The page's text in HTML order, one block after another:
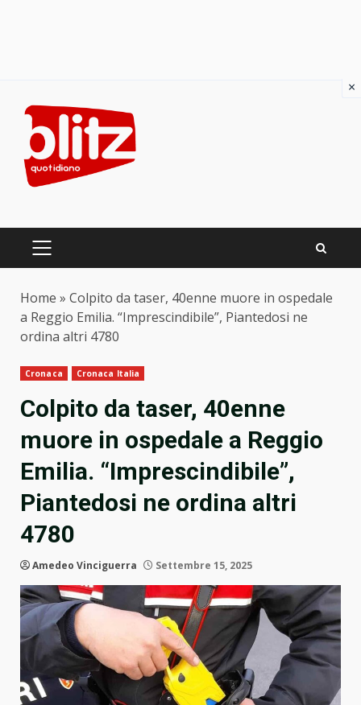
content
PRIMARY
Home » Colpito da taser, 40enne muore in ospedale
a Reggio Emilia. “Imprescindibile”, Piantedosi ne
ordina altri 4780
Cronaca Cronaca Italia
Colpito da taser, 40enne
muore in ospedale a Reggio
Emilia. “Imprescindibile”,
Piantedosi ne ordina altri
4780
Amedeo Vinciguerra Settembre 15, 2025
×